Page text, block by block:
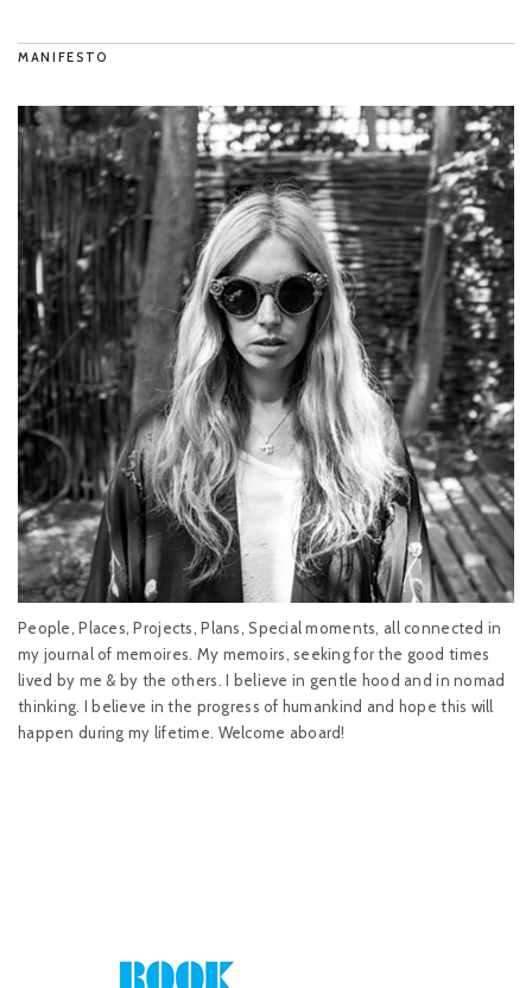
MANIFESTO
People, Places, Projects, Plans, Special moments, all connected in
my journal of memoires. My memoirs, seeking for the good times
lived by me & by the others. I believe in gentle hood and in nomad
thinking. I believe in the progress of humankind and hope this will
happen during my lifetime. Welcome aboard!